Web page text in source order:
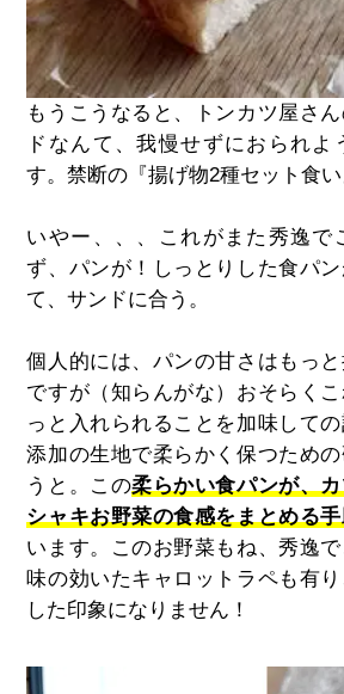
もうこうなると、トンカツ屋さ
ドなんて、我慢せずにおられよ
す。禁断の『揚げ物2種セット食い
いやー、、、これがまた秀逸で
ず、パンが！しっとりした食パ
て、サンドに合う。
個人的には、パンの甘さはもっ
ですが（知らんがな）おそらく
っと入れられることを加味して
添加の生地で柔らかく保つため
うと。この柔らかい食パンが、
シャキお野菜の食感をまとめる
います。このお野菜もね、秀逸
味の効いたキャロットラペも有
した印象になりません！